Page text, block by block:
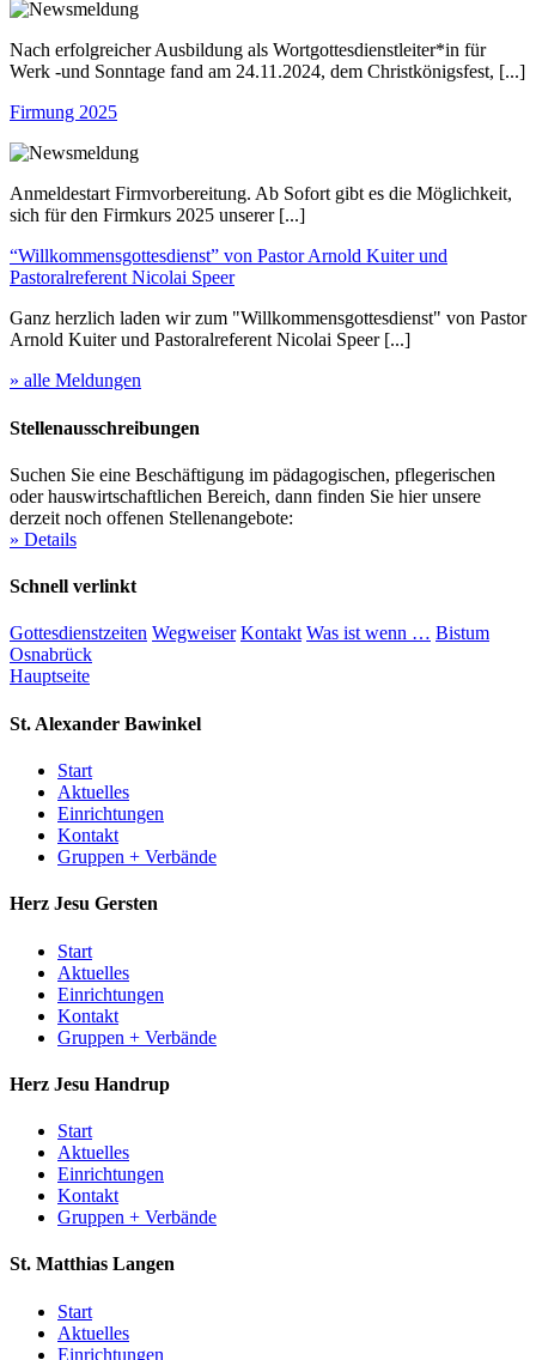
Nach erfolgreicher Ausbildung als Wortgottesdienstleiter*in für
Werk -und Sonntage fand am 24.11.2024, dem Christkönigsfest, [...]
Firmung 2025
Anmeldestart Firmvorbereitung. Ab Sofort gibt es die Möglichkeit,
sich für den Firmkurs 2025 unserer [...]
“Willkommensgottesdienst” von Pastor Arnold Kuiter und
Pastoralreferent Nicolai Speer
Ganz herzlich laden wir zum "Willkommensgottesdienst" von Pastor
Arnold Kuiter und Pastoralreferent Nicolai Speer [...]
» alle Meldungen
Stellenausschreibungen
Suchen Sie eine Beschäftigung im pädagogischen, pflegerischen
oder hauswirtschaftlichen Bereich, dann finden Sie hier unsere
derzeit noch offenen Stellenangebote:
» Details
Schnell verlinkt
Gottesdienstzeiten Wegweiser Kontakt Was ist wenn … Bistum
Osnabrück
Hauptseite
St. Alexander Bawinkel
Start
Aktuelles
Einrichtungen
Kontakt
Gruppen + Verbände
Herz Jesu Gersten
Start
Aktuelles
Einrichtungen
Kontakt
Gruppen + Verbände
Herz Jesu Handrup
Start
Aktuelles
Einrichtungen
Kontakt
Gruppen + Verbände
St. Matthias Langen
Start
Aktuelles
Einrichtungen